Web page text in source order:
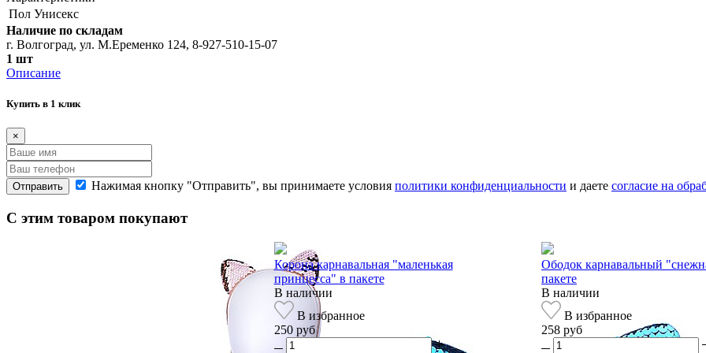
Пол Унисекс
Наличие по складам
г. Волгоград, ул. М.Еременко 124, 8-927-510-15-07
1 шт
Описание
Купить в 1 клик
×
Отправить Нажимая кнопку "Отправить", вы принимаете условия политики конфиденциальности и даете согласие на
С этим товаром покупают
Корона карнавальная "маленькая
принцесса" в пакете
В наличии
В избранное
250 руб
Ободок карнавальный
пакете
В наличии
В избранное
258 руб